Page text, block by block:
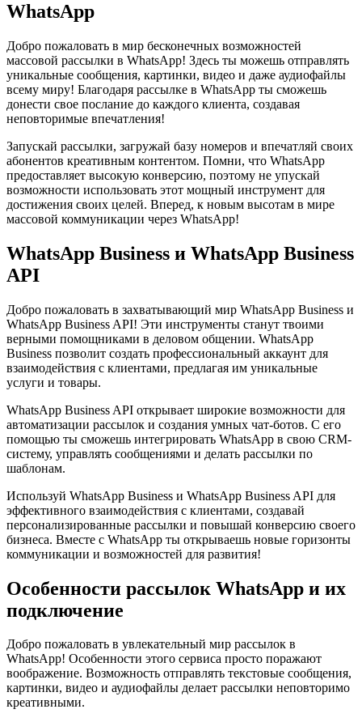
WhatsApp
Добро пожаловать в мир бесконечных возможностей
массовой рассылки в WhatsApp! Здесь ты можешь отправлять
уникальные сообщения, картинки, видео и даже аудиофайлы
всему миру!​ Благодаря рассылке в WhatsApp ты сможешь
донести свое послание до каждого клиента, создавая
неповторимые впечатления!​
Запускай рассылки, загружай базу номеров и впечатляй своих
абонентов креативным контентом.​ Помни, что WhatsApp
предоставляет высокую конверсию, поэтому не упускай
возможности использовать этот мощный инструмент для
достижения своих целей.​ Вперед, к новым высотам в мире
массовой коммуникации через WhatsApp!​
WhatsApp Business и WhatsApp Business
API
Добро пожаловать в захватывающий мир WhatsApp Business и
WhatsApp Business API!​ Эти инструменты станут твоими
верными помощниками в деловом общении. WhatsApp
Business позволит создать профессиональный аккаунт для
взаимодействия с клиентами, предлагая им уникальные
услуги и товары.​
WhatsApp Business API открывает широкие возможности для
автоматизации рассылок и создания умных чат-ботов.​ С его
помощью ты сможешь интегрировать WhatsApp в свою CRM-
систему, управлять сообщениями и делать рассылки по
шаблонам.​
Используй WhatsApp Business и WhatsApp Business API для
эффективного взаимодействия с клиентами, создавай
персонализированные рассылки и повышай конверсию своего
бизнеса.​ Вместе с WhatsApp ты открываешь новые горизонты
коммуникации и возможностей для развития!​
Особенности рассылок WhatsApp и их
подключение
Добро пожаловать в увлекательный мир рассылок в
WhatsApp! Особенности этого сервиса просто поражают
воображение.​ Возможность отправлять текстовые сообщения,
картинки, видео и аудиофайлы делает рассылки неповторимо
креативными.​